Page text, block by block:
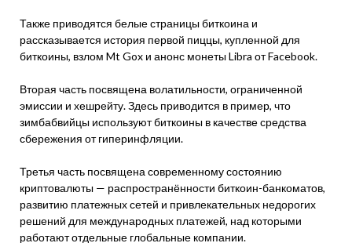
Также приводятся белые страницы биткоина и
рассказывается история первой пиццы, купленной для
биткоины, взлом Mt Gox и анонс монеты Libra от Facebook.
Вторая часть посвящена волатильности, ограниченной
эмиссии и хешрейту. Здесь приводится в пример, что
зимбабвийцы используют биткоины в качестве средства
сбережения от гиперинфляции.
Третья часть посвящена современному состоянию
криптовалюты — распространённости биткоин-банкоматов,
развитию платежных сетей и привлекательных недорогих
решений для международных платежей, над которыми
работают отдельные глобальные компании.